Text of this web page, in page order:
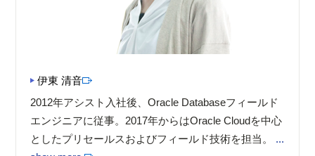
伊東 清音
2012年アシスト入社後、Oracle Databaseフィールド
エンジニアに従事。2017年からはOracle Cloudを中心
としたプリセールスおよびフィールド技術を担当。
...